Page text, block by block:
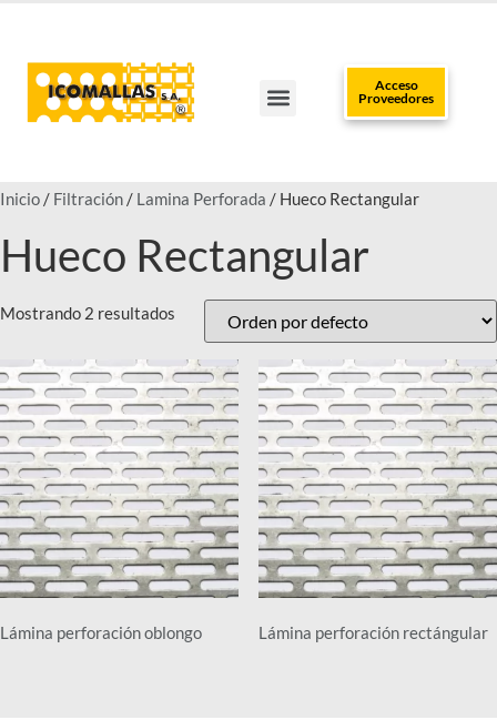
Acceso
Proveedores
Inicio / Filtración / Lamina Perforada / Hueco Rectangular
Hueco Rectangular
Mostrando 2 resultados
Lámina perforación oblongo Lámina perforación rectángular